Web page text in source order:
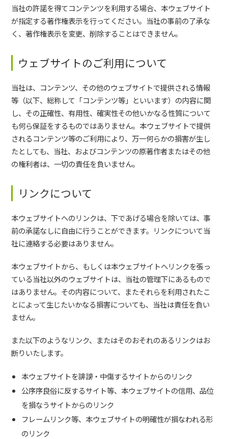
当社の許諾を得てコンテンツを利用する場合、本ウェブサイト
が指定する著作権表示を行ってください。当社の事前の了承な
く、著作権表示を変更、削除することはできません。
ウェブサイトのご利用について
当社は、コンテンツ、その他のウェブサイトで提供される情報
等（以下、総称して「コンテンツ等」といいます）の内容に関
し、その正確性、有用性、確実性その他いかなる性質について
も何ら保証をするものではありません。本ウェブサイトで提供
されるコンテンツ等のご利用により、万一何らかの損害が生し
たとしても、当社、およびコンテンツの原著作者またはその他
の権利者は、一切の責任を負いません。
リンクについて
本ウェブサイトへのリンクは、下であげる場合を除いては、事
前の承諾なしに自由に行うことができます。リンクについて当
社に連絡する必要はありません。
本ウェブサイトから、もしくは本ウェブサイトへリンクを張っ
ている当社以外のウェブサイトは、当社の管理下にあるもので
はありません。その内容について、またそれらを利用されたこ
とによって生じたいかなる損害についても、当社は責任を負い
ません。
また以下のようなリンク、またはそのおそれのあるリンクはお
断りいたします。
本ウェブサイトを誹謗・中傷するサイトからのリンク
公序序良俗に反するサイト等、本ウェブサイトの信用、品位
を損なうサイトからのリンク
フレームリンク等、本ウェブサイトの明確性が損なわれる形
のリンク